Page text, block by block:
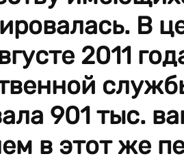
В
2011
901 тыс.
в этот же